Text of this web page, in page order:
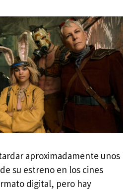
aproximadamente unos
su estreno en los cines
digital, pero hay